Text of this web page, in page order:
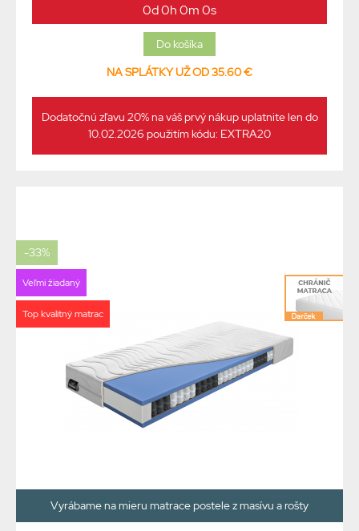
0d 0h 0m 0s
NA SPLÁTKY UŽ OD 35.60 €
Dodatočnú zľavu 20% na váš prvý nákup uplatnite len do
10.02.2026 použitím kódu: EXTRA20
-33%
Veľmi žiadaný
Top kvalitný matrac
Vyrábame na mieru matrace postele z masívu a rošty